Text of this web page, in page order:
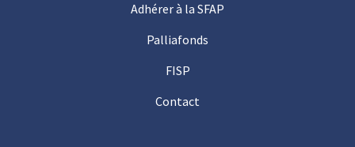
Adhérer à la SFAP
Palliafonds
FISP
Contact